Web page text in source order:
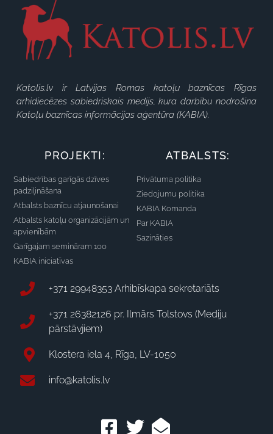
Katolis.lv ir Latvijas Romas katoļu baznīcas Rīgas
arhidiecēzes sabiedriskais medijs, kura darbību nodrošina
Katoļu baznīcas informācijas aģentūra (KABIA).
PROJEKTI:
Sabiedrības garīgās dzīves
padziļināšana
Atbalsts baznīcu atjaunošanai
Atbalsts katoļu organizācijām un
apvienībām
Garīgajam semināram 100
KABIA iniciatīvas
ATBALSTS:
Privātuma politika
Ziedojumu politika
KABIA Komanda
Par KABIA
Sazināties
+371 29948353 Arhibīskapa sekretariāts
+371 26382126 pr. Ilmārs Tolstovs (Mediju
pārstāvjiem)
Klostera iela 4, Rīga, LV-1050
info@katolis.lv